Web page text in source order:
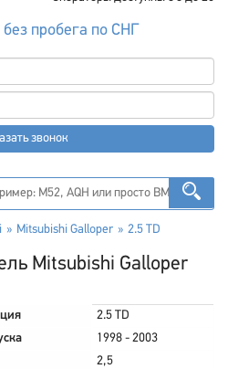
пробега по СНГ
звонок
Mitsubishi Galloper 2.5 TD
Mitsubishi Galloper
2.5 TD
1998 - 2003
2,5